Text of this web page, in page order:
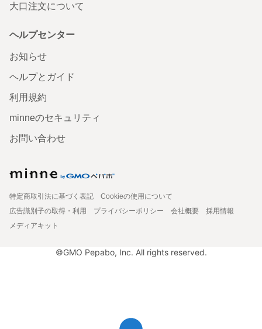
大口注文について
ヘルプセンター
お知らせ
ヘルプとガイド
利用規約
minneのセキュリティ
お問い合わせ
特定商取引法に基づく表記
Cookieの使用について
広告識別子の取得・利用
プライバシーポリシー 会社概要
採用情報
メディアキット
©GMO Pepabo, Inc. All rights reserved.